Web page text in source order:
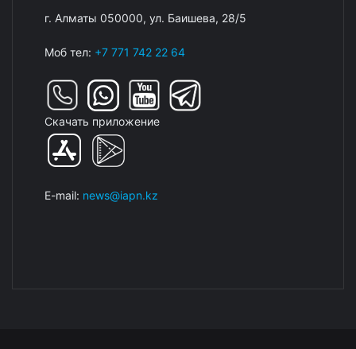
г. Алматы 050000, ул. Баишева, 28/5
Моб тел: +7 771 742 22 64
Скачать приложение
E-mail: news@iapn.kz